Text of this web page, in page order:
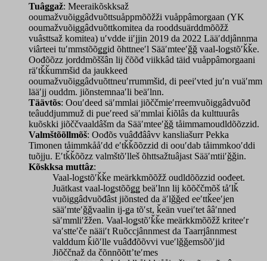
Tuâǥǥaž: Meeraikõskksaž
ooumažvuõiggâdvuõttsuåppmõõžži vuåppâmorgaan (YK
ooumažvuõiggâdvuõttkomitea da rooddsuärddmõõžž
vuâsttsaž komitea) uʹvdde iiʹjjin 2019 da 2022 Lääʹddjânnma
viârteei tuʹmmstõõǥǥid õhttneeʹl Sääʹmteeʹǧǧ vaal-loǥstõʹǩǩe.
Oođõõzz jorddmõššân lij čõõđ viikkâd täid vuåppâmorgaani
räʹtǩǩummšid da jaukkeed
ooumažvuõiggâdvuõttneuʹrrummšid, di peeiʹvted juʹn vuäʹmm
lääʹjj ouddm. jiõnstemnaaʹli beäʹlnn.
Täävtõs: Oouʹdeed säʹmmlai jiõččmieʹrreemvuõiggâdvuõđ
teâuddjummuž di pueʹreed säʹmmlai ǩiõlâs da kulttuurâs
kuõskki jiõččvaaldâšm da Sääʹmteeʹǧǧ tåimmamoudldõõzzid.
Valmštõõllmõš: Oođõs vuâđđââvv kansliašurr Pekka
Timonen tåimmkååʹdd eʹtǩǩõõzzid di oouʹdab tåimmkooʹddi
tuõjju. Eʹtǩǩõõzz valmštõʹlleš õhttsažtuâjast Sääʹmtiiʹǧǧin.
Kõskksa muttâz:
Vaal-loǥstõʹǩǩe meärkkmõõžž oudldõõzzid oođeet.
Juätkast vaal-loǥstõõǥǥ beäʹlnn lij kõõččmõš tåʹlǩ
vuõiggâdvuõđâst jiõnsted da äʹlǧǧed eeʹttǩeeʹjen
sääʹmteʹǧǧvaalin ij-ǥa tõʹst, ǩeän vueiʹtet ââʹnned
säʹmmliʹžžen. Vaal-loǥstõʹǩǩe meärkkmõõžž kriteeʹr
vaʹstteʹče nääiʹt Ruõccjânnmest da Taarrjânnmest
valddum ǩiõʹlle vuâđđõõvvi vueʹlǧǧemsõõʹjid
Jiõččnaž da čõnnõõttʼteʹmes